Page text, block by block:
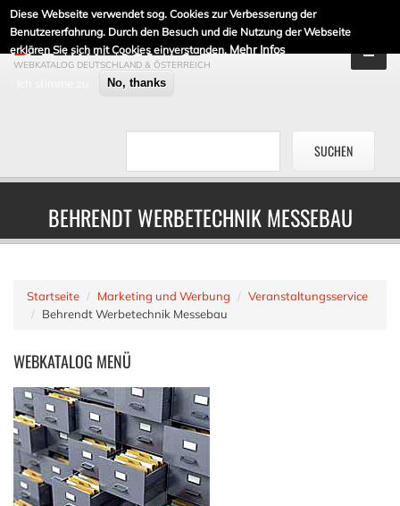
Diese Webseite verwendet sog. Cookies zur Verbesserung der
Benutzererfahrung. Durch den Besuch und die Nutzung der Webseite
erklären Sie sich mit Cookies einverstanden. Mehr Infos
No, thanks
DE-LINKLISTE.DE
WEBKATALOG DEUTSCHLAND & ÖSTERREICH
BEHRENDT WERBETECHNIK MESSEBAU
Startseite Marketing und Werbung
Veranstaltungsservice
Behrendt Werbetechnik Messebau
WEBKATALOG MENÜ